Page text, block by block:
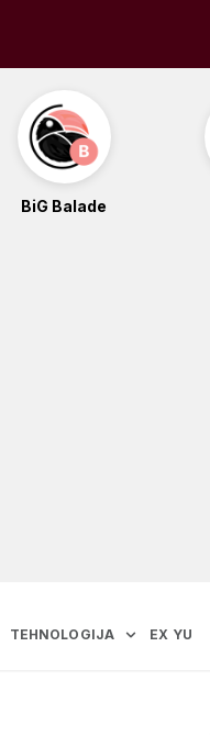
BiG Balade
TEHNOLOGIJA EX YU